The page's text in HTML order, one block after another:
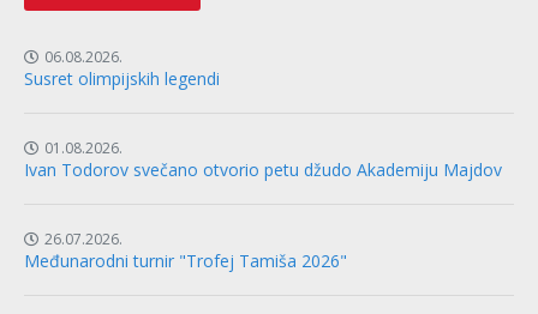
06.08.2026.
Susret olimpijskih legendi
01.08.2026.
Ivan Todorov svečano otvorio petu džudo Akademiju Majdov
26.07.2026.
Međunarodni turnir "Trofej Tamiša 2026"